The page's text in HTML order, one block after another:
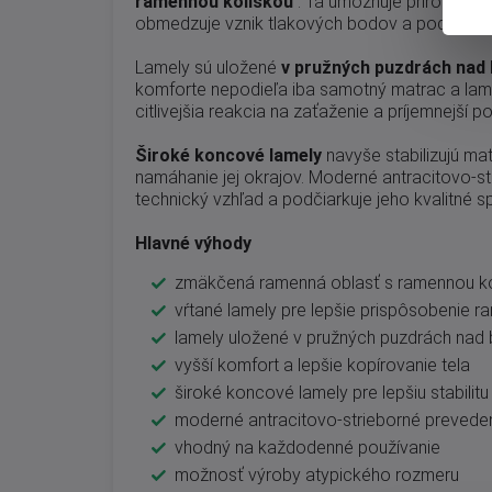
obmedzuje vznik tlakových bodov a
Lamely sú uložené v pružných puzdrách nad
komforte nepodieľa iba samotný matrac a
citlivejšia reakcia na zaťaženie a príjemnejší
Široké koncové lamely navyše stabilizujú
namáhanie jej okrajov. Moderné antracitovo-
technický vzhľad a podčiarkuje jeho kvalitné
Hlavné výhody
zmäkčená ramenná oblasť s ramennou
vŕtané lamely pre lepšie prispôsobenie
lamely uložené v pružných puzdrách nad
vyšší komfort a lepšie kopírovanie tela
široké koncové lamely pre lepšiu
moderné antracitovo-strieborné
vhodný na každodenné používanie
možnosť výroby atypického rozmeru